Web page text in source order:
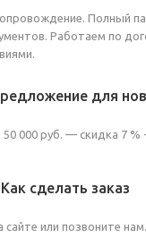
Полный
Работаем по
для
000 руб. — скидка 7 %
Как сделать заказ
сайте или позвоните нам.